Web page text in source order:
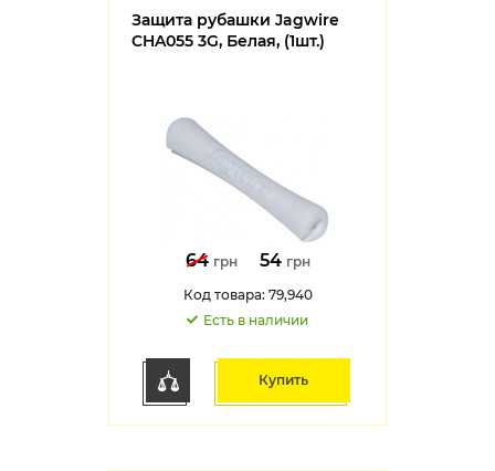
Защита рубашки Jagwire
CHA055 3G, Белая, (1шт.)
64 грн 54 грн
Код товара: 79,940
Есть в наличии
Купить